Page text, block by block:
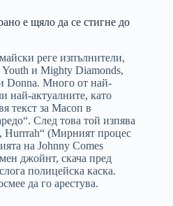
е щяло да се стигне до
реге изпълнители,
Youth и Mighty Diamonds,
Donna. Много от най-
най-актуалните, като
текст за Масоп в
След това той изпява
Hurrrah“ (Мирният процес
на Johnny Comes
джойнт, скача пред
полицейска каска.
да го арестува.